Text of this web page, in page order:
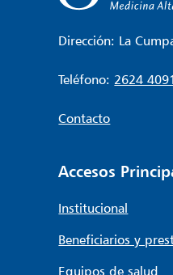
Dirección: La
Teléfono: 2624 4091
Contacto
Accesos
Institucional
Beneficiarios y
Equipos de salud